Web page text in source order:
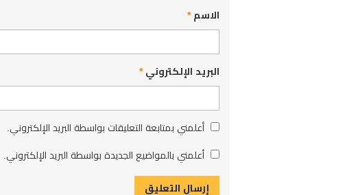
الاسم*
البريد الإلكتروني*
أعلمني بمتابعة التعليقات بواسطة البريد الإلكتروني.
أعلمني بالمواضيع الجديدة بواسطة البريد الإلكتروني.